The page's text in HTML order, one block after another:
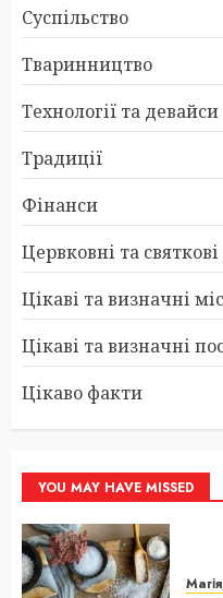
Суспільство
Тваринництво
Технології та девайси
Традиції
Фінанси
Цервковні та
Цікаві та визначні
Цікаві та визначні
Цікаво факти
YOU MAY HAVE MISSED